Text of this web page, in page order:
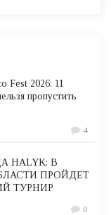
Fest 2026: 11
пропустить
4
HALYK: В
ПРОЙДЕТ
ТУРНИР
0